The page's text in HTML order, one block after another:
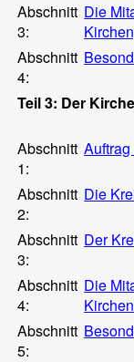
Abschnitt
3:
Die
Abschnitt
4:
Teil 3: Der
Abschnitt
1:
Abschnitt
2:
Die
Abschnitt
3:
Der
Abschnitt
4:
Die
Abschnitt
5: